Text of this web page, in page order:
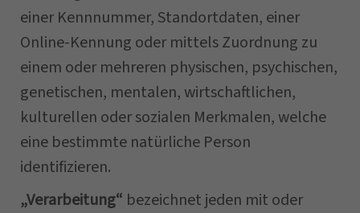
einer Kennnummer, Standortdaten, einer
Online-Kennung oder mittels Zuordnung zu
einem oder mehreren physischen, psychischen,
genetischen, mentalen, wirtschaftlichen,
kulturellen oder sozialen Merkmalen, welche
eine bestimmte natürliche Person
identifizieren.
„Verarbeitung“ bezeichnet jeden mit oder